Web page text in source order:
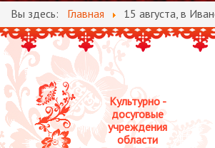
Вы здесь: Главная 15 августа, в
Культурно -
досуговые
учреждения
области